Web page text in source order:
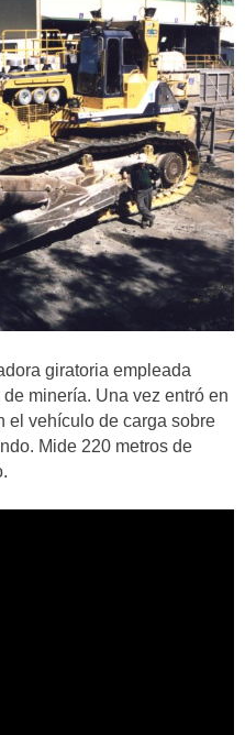
giratoria empleada
minería. Una vez entró en
el vehículo de carga sobre
Mide 220 metros de